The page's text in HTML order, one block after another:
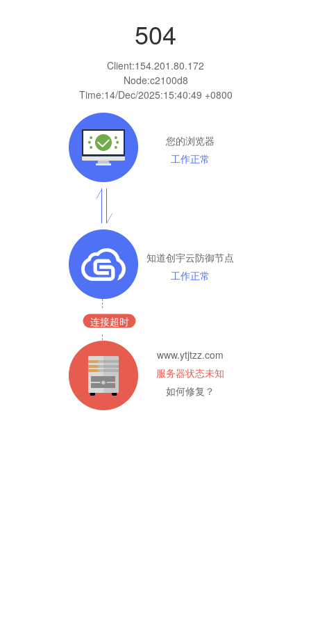
504
Client:154.201.80.172
Node:c2100d8
Time:14/Dec/2025:15:40:49 +0800
您的浏览器
工作正常
知道创宇云防御节点
工作正常
连接超时
www.ytjtzz.com
服务器状态未知
如何修复？